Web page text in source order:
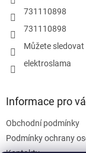
731110898
731110898
Můžete
elektroslama
Informace pro
Obchodní podmínky
Podmínky ochrany